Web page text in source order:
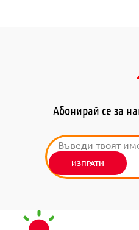
Абонирай се за
ИЗПРАТИ